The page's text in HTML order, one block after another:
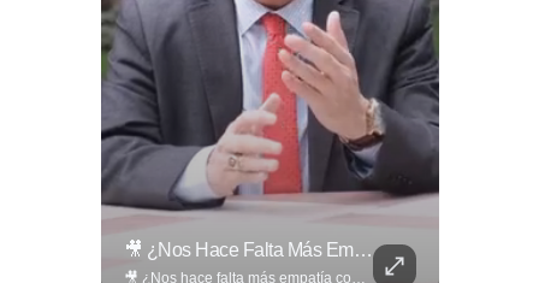
🎥 ¿Nos Hace Falta Más Empatía Como Sociedad?
🎥 ¿Nos hace falta más empatía como sociedad? El abogado Jaime Ramírez Ortega comparte una reflexión sobre la importancia de ser más empáticos con quienes atraviesan momentos difíciles y cómo pequeñas acciones pueden marcar una gran diferencia en la vida de otras personas. Lee más ➡️ eldiariodehoy.com